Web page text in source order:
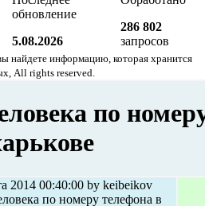
обновление
5.08.2026
286 802
запросов
найдете информацию, которая хранится
All rights reserved.
по
2014 00:40:00 by keibeikov